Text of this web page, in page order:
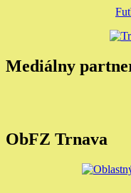
Mediálny
ObFZ Trnava